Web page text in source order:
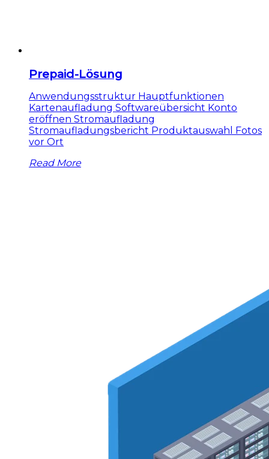
Prepaid-Lösung
Anwendungsstruktur Hauptfunktionen
Kartenaufladung Softwareübersicht Konto
eröffnen Stromaufladung
Stromaufladungsbericht Produktauswahl Fotos
vor Ort
Read More